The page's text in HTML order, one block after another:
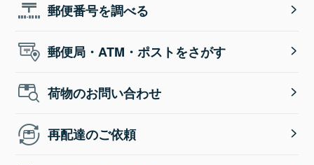
郵便番号を調べる
郵便局・ATM・ポストをさがす
荷物のお問い合わせ
再配達のご依頼